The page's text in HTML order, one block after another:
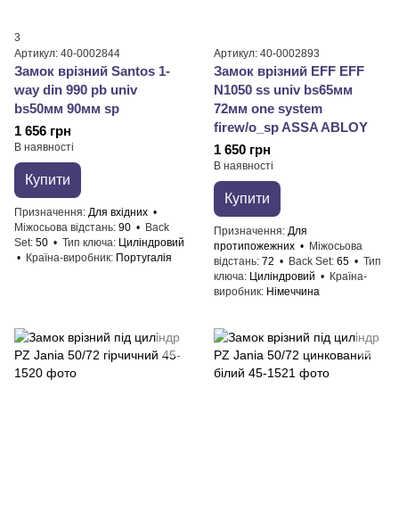
3
Артикул: 40-0002844
Замок врізний Santos 1-
way din 990 pb univ
bs50мм 90мм sp
1 656 грн
В наявності
Купити
Призначення Для вхідних
Міжосьова відстань 90
Back
Set 50 Тип ключа Циліндровий
Країна-виробник Португалія
Артикул: 40-0002893
Замок врізний EFF EFF
N1050 ss univ bs65мм
72мм one system
firew/o_sp ASSA ABLOY
1 650 грн
В наявності
Купити
Призначення Для
протипожежних
Міжосьова
відстань 72 Back Set 65
Тип
ключа Циліндровий
Країна-
виробник Німеччина